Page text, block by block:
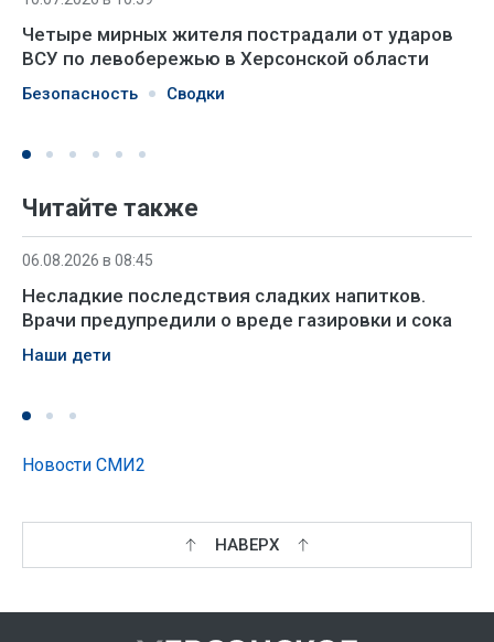
Четыре мирных жителя пострадали от ударов
ВСУ по левобережью в Херсонской области
Безопасность Сводки
Читайте также
06.08.2026 в 08:45
Несладкие последствия сладких напитков.
Врачи предупредили о вреде газировки и сока
Наши дети
Новости СМИ2
НАВЕРХ